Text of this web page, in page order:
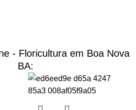
- Floricultura em Boa Nova
BA: